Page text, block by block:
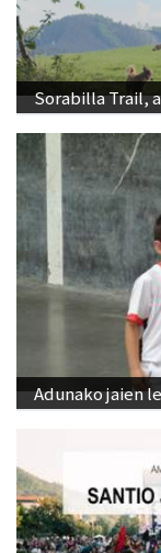
Sorabilla Trail,
Adunako jaien